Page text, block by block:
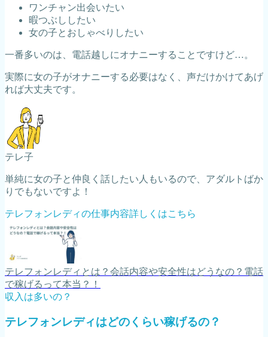
ワンチャン出会いたい
暇つぶししたい
女の子とおしゃべりしたい
一番多いのは、電話越しにオナニーすることですけど…。
実際に女の子がオナニーする必要はなく、声だけかけてあげ
れば大丈夫です。
テレ子
単純に女の子と仲良く話したい人もいるので、アダルトばか
りでもないですよ！
テレフォンレディの仕事内容詳しくはこちら
テレフォンレディとは？会話内容や安全性はどうなの？電話
で稼げるって本当？！
収入は多いの？
テレフォンレディはどのくらい稼げるの？